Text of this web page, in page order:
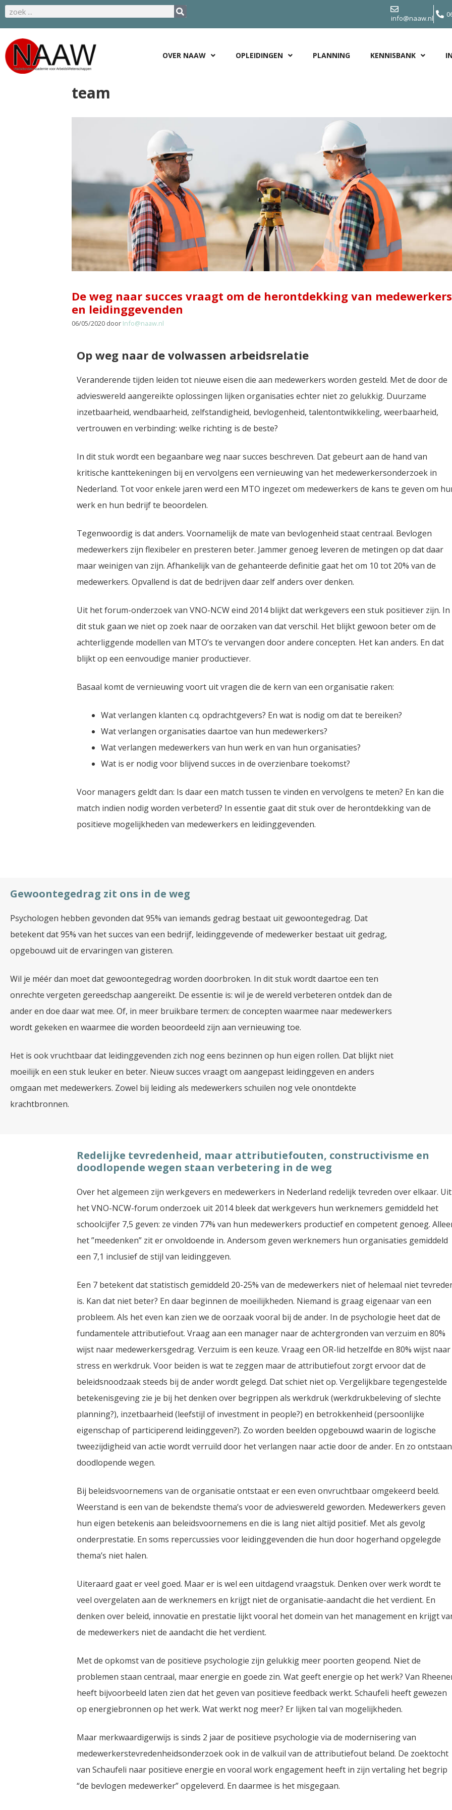
info@naaw.nl
OVER NAAW OPLEIDINGEN PLANNING KENNISBANK
team
De weg naar succes vraagt om de herontdekking van medewerkers
en leidinggevenden
06/05/2020 door Info@naaw.nl
Op weg naar de volwassen arbeidsrelatie
Veranderende tijden leiden tot nieuwe eisen die aan medewerkers worden gesteld. Met de door de
advieswereld aangereikte oplossingen lijken organisaties echter niet zo gelukkig. Duurzame
inzetbaarheid, wendbaarheid, zelfstandigheid, bevlogenheid, talentontwikkeling, weerbaarheid,
vertrouwen en verbinding: welke richting is de beste?
In dit stuk wordt een begaanbare weg naar succes beschreven. Dat gebeurt aan de hand van
kritische kanttekeningen bij en vervolgens een vernieuwing van het medewerkersonderzoek in
Nederland. Tot voor enkele jaren werd een MTO ingezet om medewerkers de kans te geven om
werk en hun bedrijf te beoordelen.
Tegenwoordig is dat anders. Voornamelijk de mate van bevlogenheid staat centraal. Bevlogen
medewerkers zijn flexibeler en presteren beter. Jammer genoeg leveren de metingen op dat daar
maar weinigen van zijn. Afhankelijk van de gehanteerde definitie gaat het om 10 tot 20% van de
medewerkers. Opvallend is dat de bedrijven daar zelf anders over denken.
Uit het forum-onderzoek van VNO-NCW eind 2014 blijkt dat werkgevers een stuk positiever zijn. In
dit stuk gaan we niet op zoek naar de oorzaken van dat verschil. Het blijkt gewoon beter om de
achterliggende modellen van MTO’s te vervangen door andere concepten. Het kan anders. En dat
blijkt op een eenvoudige manier productiever.
Basaal komt de vernieuwing voort uit vragen die de kern van een organisatie raken:
Wat verlangen klanten c.q. opdrachtgevers? En wat is nodig om dat te bereiken?
Wat verlangen organisaties daartoe van hun medewerkers?
Wat verlangen medewerkers van hun werk en van hun organisaties?
Wat is er nodig voor blijvend succes in de overzienbare toekomst?
Voor managers geldt dan: Is daar een match tussen te vinden en vervolgens te meten? En kan die
match indien nodig worden verbeterd? In essentie gaat dit stuk over de herontdekking van de
positieve mogelijkheden van medewerkers en leidinggevenden.
Gewoontegedrag zit ons in de weg
Psychologen hebben gevonden dat 95% van iemands gedrag bestaat uit gewoontegedrag. Dat
betekent dat 95% van het succes van een bedrijf, leidinggevende of medewerker bestaat uit gedrag,
opgebouwd uit de ervaringen van gisteren.
Wil je méér dan moet dat gewoontegedrag worden doorbroken. In dit stuk wordt daartoe een ten
onrechte vergeten gereedschap aangereikt. De essentie is: wil je de wereld verbeteren ontdek dan de
ander en doe daar wat mee. Of, in meer bruikbare termen: de concepten waarmee naar medewerkers
wordt gekeken en waarmee die worden beoordeeld zijn aan vernieuwing toe.
Het is ook vruchtbaar dat leidinggevenden zich nog eens bezinnen op hun eigen rollen. Dat blijkt niet
moeilijk en een stuk leuker en beter. Nieuw succes vraagt om aangepast leidinggeven en anders
omgaan met medewerkers. Zowel bij leiding als medewerkers schuilen nog vele onontdekte
krachtbronnen.
Redelijke tevredenheid, maar attributiefouten, constructivisme en
doodlopende wegen staan verbetering in de weg
Over het algemeen zijn werkgevers en medewerkers in Nederland redelijk tevreden over elkaar. Uit
het VNO-NCW-forum onderzoek uit 2014 bleek dat werkgevers hun werknemers gemiddeld het
schoolcijfer 7,5 geven: ze vinden 77% van hun medewerkers productief en competent genoeg.
het ”meedenken” zit er onvoldoende in. Andersom geven werknemers hun organisaties gemiddeld
een 7,1 inclusief de stijl van leidinggeven.
Een 7 betekent dat statistisch gemiddeld 20-25% van de medewerkers niet of helemaal niet
is. Kan dat niet beter? En daar beginnen de moeilijkheden. Niemand is graag eigenaar van een
probleem. Als het even kan zien we de oorzaak vooral bij de ander. In de psychologie heet dat de
fundamentele attributiefout. Vraag aan een manager naar de achtergronden van verzuim en 80%
wijst naar medewerkersgedrag. Verzuim is een keuze. Vraag een OR-lid hetzelfde en 80% wijst naar
stress en werkdruk. Voor beiden is wat te zeggen maar de attributiefout zorgt ervoor dat de
beleidsnoodzaak steeds bij de ander wordt gelegd. Dat schiet niet op. Vergelijkbare tegengestelde
betekenisgeving zie je bij het denken over begrippen als werkdruk (werkdrukbeleving of slechte
planning?), inzetbaarheid (leefstijl of investment in people?) en betrokkenheid (persoonlijke
eigenschap of participerend leidinggeven?). Zo worden beelden opgebouwd waarin de logische
tweezijdigheid van actie wordt verruild door het verlangen naar actie door de ander. En zo ontstaan
doodlopende wegen.
Bij beleidsvoornemens van de organisatie ontstaat er een even onvruchtbaar omgekeerd beeld.
Weerstand is een van de bekendste thema’s voor de advieswereld geworden. Medewerkers geven
hun eigen betekenis aan beleidsvoornemens en die is lang niet altijd positief. Met als gevolg
onderprestatie. En soms repercussies voor leidinggevenden die hun door hogerhand opgelegde
thema’s niet halen.
Uiteraard gaat er veel goed. Maar er is wel een uitdagend vraagstuk. Denken over werk wordt te
veel overgelaten aan de werknemers en krijgt niet de organisatie-aandacht die het verdient. En
denken over beleid, innovatie en prestatie lijkt vooral het domein van het management en krijgt
de medewerkers niet de aandacht die het verdient.
Met de opkomst van de positieve psychologie zijn gelukkig meer poorten geopend. Niet de
problemen staan centraal, maar energie en goede zin. Wat geeft energie op het werk? Van
heeft bijvoorbeeld laten zien dat het geven van positieve feedback werkt. Schaufeli heeft gewezen
op energiebronnen op het werk. Wat werkt nog meer? Er lijken tal van mogelijkheden.
Maar merkwaardigerwijs is sinds 2 jaar de positieve psychologie via de modernisering van
medewerkerstevredenheidsonderzoek ook in de valkuil van de attributiefout beland. De zoektocht
van Schaufeli naar positieve energie en vooral work engagement heeft in zijn vertaling het begrip
“de bevlogen medewerker” opgeleverd. En daarmee is het misgegaan.